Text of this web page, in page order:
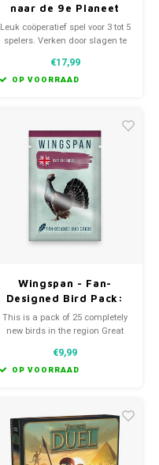
naar de 9e Planeet
(NL)
Leuk coöperatief spel voor 3 tot 5
spelers. Verken door slagen te
dan 50 missies van
verschillende niveau's.
€17,99
OP VOORRAAD
Wingspan - Fan-
Designed Bird Pack:
British Birds
This is a pack of 25 completely
new birds in the region Great
€9,99
OP VOORRAAD